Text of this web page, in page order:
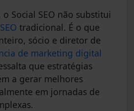
Social SEO não substitui
SEO tradicional. É o que
sócio e diretor de
de marketing digital
que estratégias
a gerar melhores
em jornadas de